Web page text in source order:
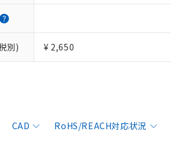
別) ¥ 2,650
CAD RoHS/REACH対応状況